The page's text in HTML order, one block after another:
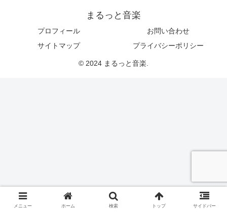
まるっと音楽
プロフィール
お問い合わせ
サイトマップ
プライバシーポリシー
© 2024 まるっと音楽.
メニュー ホーム 検索 トップ サイドバー